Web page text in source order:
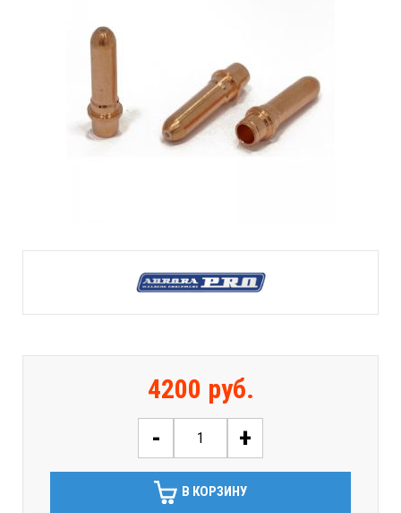
4200 руб.
-
+
В КОРЗИНУ